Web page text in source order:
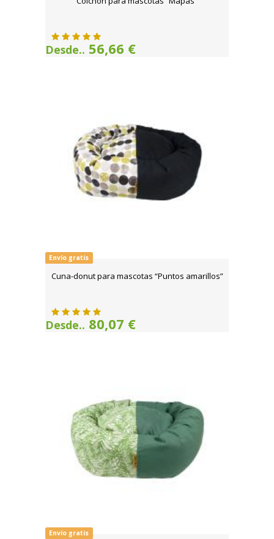
Desde.. 56,66 €
Envío gratis
Cuna-donut para mascotas “Puntos amarillos”
Desde.. 80,07 €
Envío gratis